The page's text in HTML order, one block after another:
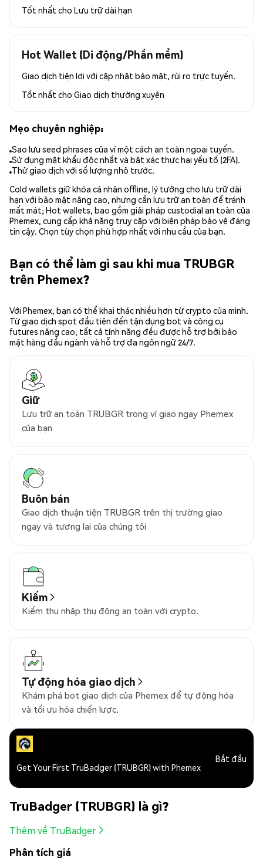
Tốt nhất cho Lưu trữ dài hạn
Hot Wallet (Di động/Phần mềm)
Giao dịch tiện lợi với cập nhật bảo mật, rủi ro trực tuyến.
Tốt nhất cho Giao dịch thường xuyên
Mẹo chuyên nghiệp:
Sao lưu seed phrases của ví một cách an toàn ngoại tuyến.
Sử dụng mật khẩu độc nhất và bật xác thực hai yếu tố (2FA).
Thử giao dịch với số lượng nhỏ trước.
Cold wallets giữ khóa cá nhân offline, lý tưởng cho lưu trữ dài
hạn với bảo mật nâng cao, nhưng cần lưu trữ an toàn để tránh
mất mát; Hot wallets, bao gồm giải pháp custodial an toàn của
Phemex, cung cấp khả năng truy cập với biện pháp bảo vệ đáng
tin cậy. Chọn tùy chọn phù hợp nhất với nhu cầu của bạn.
Bạn có thể làm gì sau khi mua TRUBGR
trên Phemex?
Với Phemex, bạn có thể khai thác nhiều hơn từ crypto của mình.
Từ giao dịch spot đầu tiên đến tận dụng bot và công cụ
futures nâng cao, tất cả tính năng đều được hỗ trợ bởi bảo
mật hàng đầu ngành và hỗ trợ đa ngôn ngữ 24/7.
Giữ
Lưu trữ an toàn TRUBGR trong ví giao ngay Phemex
của bạn
Buôn bán
Giao dịch thuận tiện TRUBGR trên thị trường giao
ngay và tương lai của chúng tôi
Kiếm
Kiếm thu nhập thụ động an toàn với crypto.
Tự động hóa giao dịch
Khám phá bot giao dịch của Phemex để tự động hóa
và tối ưu hóa chiến lược.
Get Your First TruBadger (TRUBGR) with Phemex
Bắt đầu
TruBadger (TRUBGR) là gì?
Thêm về TruBadger
Phân tích giá